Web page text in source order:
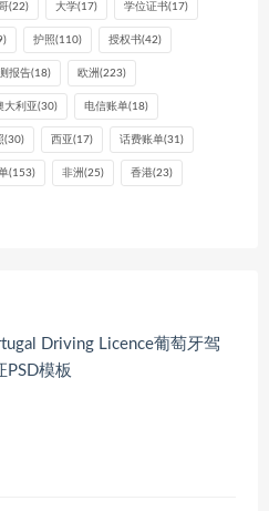
(22) 大学(17) 学位证书(17)
护照(110) 授权书(42)
报告(18) 欧洲 (223)
大利亚(30) 电信账单(18)
(30) 西亚(17) 话费账单(31)
(153) 非洲 (25) 香港(23)
Driving Licence葡萄牙驾
PSD模板